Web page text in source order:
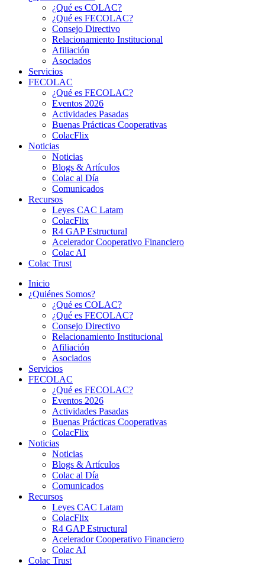
¿Qué es COLAC?
¿Qué es FECOLAC?
Consejo Directivo
Relacionamiento Institucional
Afiliación
Asociados
Servicios
FECOLAC
¿Qué es FECOLAC?
Eventos 2026
Actividades Pasadas
Buenas Prácticas Cooperativas
ColacFlix
Noticias
Noticias
Blogs & Artículos
Colac al Día
Comunicados
Recursos
Leyes CAC Latam
ColacFlix
R4 GAP Estructural
Acelerador Cooperativo Financiero
Colac AI
Colac Trust
Inicio
¿Quiénes Somos?
¿Qué es COLAC?
¿Qué es FECOLAC?
Consejo Directivo
Relacionamiento Institucional
Afiliación
Asociados
Servicios
FECOLAC
¿Qué es FECOLAC?
Eventos 2026
Actividades Pasadas
Buenas Prácticas Cooperativas
ColacFlix
Noticias
Noticias
Blogs & Artículos
Colac al Día
Comunicados
Recursos
Leyes CAC Latam
ColacFlix
R4 GAP Estructural
Acelerador Cooperativo Financiero
Colac AI
Colac Trust